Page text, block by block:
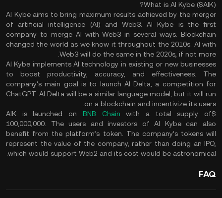
What is AI Kybe ($AIK)?
AI Kybe aims to bring maximum results achieved by the merger
of artificial intelligence (AI) and Web3. AI Kybe is the first
company to merge AI with Web3 in several ways. Blockchain
changed the world as we know it throughout the 2010s. AI with
Web3 will do the same in the 2020s, if not more.
AI Kybe implements AI technology in existing or new businesses
to boost productivity, accuracy, and effectiveness. The
company's main goal is to launch AI Delta, a competition for
ChatGPT. AI Delta will be a similar language model, but it will run
on a blockchain and incentivize its users.
$AIK is launched on
BNB Chain with a total supply of
100,000,000. The users and investors of AI Kybe can also
benefit from the platform’s token. The company’s tokens will
represent the value of the company, rather than doing an IPO,
which would support Web2 and its cost would be astronomical.
FAQ